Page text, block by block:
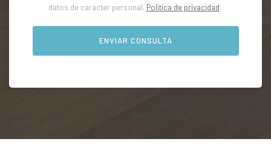
datos de carácter personal. Política de privacidad.